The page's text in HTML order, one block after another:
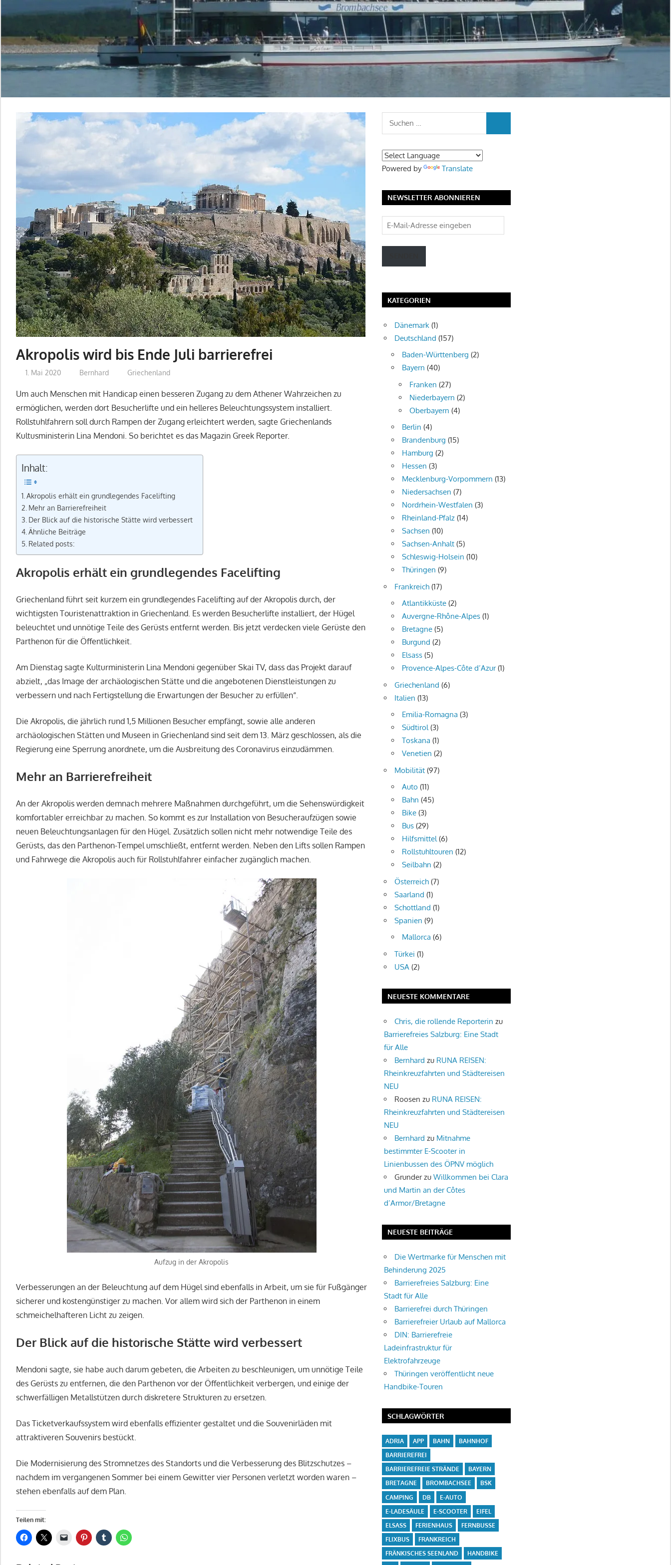
Akropolis wird bis Ende Juli barrierefrei
1. Mai 2020 Bernhard Griechenland
Um auch Menschen mit Handicap einen besseren Zugang zu dem Athener Wahrzeichen zu
ermöglichen, werden dort Besucherlifte und ein helleres Beleuchtungssystem installiert.
Rollstuhlfahrern soll durch Rampen der Zugang erleichtert werden, sagte Griechenlands
Kultusministerin Lina Mendoni. So berichtet es das Magazin Greek Reporter.
Inhalt:
Akropolis erhält ein grundlegendes Facelifting
Mehr an Barrierefreiheit
Der Blick auf die historische Stätte wird verbessert
Ähnliche Beiträge
Related posts:
Akropolis erhält ein grundlegendes Facelifting
Griechenland führt seit kurzem ein grundlegendes Facelifting auf der Akropolis durch, der
wichtigsten Touristenattraktion in Griechenland. Es werden Besucherlifte installiert, der Hügel
beleuchtet und unnötige Teile des Gerüsts entfernt werden. Bis jetzt verdecken viele Gerüste den
Parthenon für die Öffentlichkeit.
Am Dienstag sagte Kulturministerin Lina Mendoni gegenüber Skai TV, dass das Projekt darauf
abzielt, „das Image der archäologischen Stätte und die angebotenen Dienstleistungen zu
verbessern und nach Fertigstellung die Erwartungen der Besucher zu erfüllen“.
Die Akropolis, die jährlich rund 1,5 Millionen Besucher empfängt, sowie alle anderen
archäologischen Stätten und Museen in Griechenland sind seit dem 13. März geschlossen, als die
Regierung eine Sperrung anordnete, um die Ausbreitung des Coronavirus einzudämmen.
Mehr an Barrierefreiheit
An der Akropolis werden demnach mehrere Maßnahmen durchgeführt, um die Sehenswürdigkeit
komfortabler erreichbar zu machen. So kommt es zur Installation von Besucheraufzügen sowie
neuen Beleuchtungsanlagen für den Hügel. Zusätzlich sollen nicht mehr notwendige Teile des
Gerüsts, das den Parthenon-Tempel umschließt, entfernt werden. Neben den Lifts sollen Rampen
und Fahrwege die Akropolis auch für Rollstuhlfahrer einfacher zugänglich machen.
Aufzug in der Akropolis
Verbesserungen an der Beleuchtung auf dem Hügel sind ebenfalls in Arbeit, um sie für Fußgänger
sicherer und kostengünstiger zu machen. Vor allem wird sich der Parthenon in einem
schmeichelhafteren Licht zu zeigen.
Der Blick auf die historische Stätte wird verbessert
Mendoni sagte, sie habe auch darum gebeten, die Arbeiten zu beschleunigen, um unnötige Teile
des Gerüsts zu entfernen, die den Parthenon vor der Öffentlichkeit verbergen, und einige der
schwerfälligen Metallstützen durch diskretere Strukturen zu ersetzen.
Das Ticketverkaufssystem wird ebenfalls effizienter gestaltet und die Souvenirläden mit
attraktiveren Souvenirs bestückt.
Die Modernisierung des Stromnetzes des Standorts und die Verbesserung des Blitzschutzes –
nachdem im vergangenen Sommer bei einem Gewitter vier Personen verletzt worden waren –
stehen ebenfalls auf dem Plan.
Teilen mit:
Suchen
Powered by Translate
NEWSLETTER ABONNIEREN
E-
Mail-
Adresse
KATEGORIEN
Dänemark (1)
Deutschland (157)
Baden-Württenberg (2)
Bayern (40)
Franken (27)
Niederbayern (2)
Oberbayern (4)
Berlin (4)
Brandenburg (15)
Hamburg (2)
Hessen (3)
Mecklenburg-Vorpommern (13)
Niedersachsen (7)
Nordrhein-Westfalen (3)
Rheinland-Pfalz (14)
Sachsen (10)
Sachsen-Anhalt (5)
Schleswig-Holsein (10)
Thüringen (9)
Frankreich (17)
Atlantikküste (2)
Auvergne-Rhône-Alpes (1)
Bretagne (5)
Burgund (2)
Elsass (5)
Provence-Alpes-Côte d’Azur(1)
Griechenland (6)
Italien (13)
Emilia-Romagna (3)
Südtirol(3)
Toskana (1)
Venetien (2)
Mobilität (97)
Auto (11)
Bahn (45)
Bike (3)
Bus (29)
Hilfsmittel(6)
Rollstuhltouren (12)
Seilbahn (2)
Österreich (7)
Saarland (1)
Schottland (1)
Spanien (9)
Mallorca (6)
Türkei (1)
USA (2)
NEUESTE KOMMENTARE
Chris, die rollende Reporterin zu
Barrierefreies Salzburg: Eine Stadt
für Alle
Bernhard zu RUNA REISEN:
Rheinkreuzfahrten und Städtereisen
NEU
Roosen zu RUNA REISEN:
Rheinkreuzfahrten und Städtereisen
NEU
Bernhard zu Mitnahme
bestimmter E-Scooter in
Linienbussen des ÖPNV möglich
GrunderzuWillkommen bei Clara
und Martin an der Côtes
d’Armor/Bretagne
NEUESTE BEITRÄGE
Die Wertmarke für Menschen mit
Behinderung 2025
Barrierefreies Salzburg: Eine
Stadt für Alle
Barrierefrei durch Thüringen
Barrierefreier Urlaub auf Mallorca
DIN: Barrierefreie
Ladeinfrastruktur für
Elektrofahrzeuge
Thüringen veröffentlicht neue
Handbike-Touren
SCHLAGWÖRTER
ADRIA APP BAHN
BAHNHOF
BARRIEREFREI
BARRIEREFREIE STRÄNDE
BAYERN
BRETAGNE
BROMBACHSEE
BSK
CAMPING
DB
E-AUTO
E-LADESÄULE
E-SCOOTER
EIFEL
ELSASS
FERIENHAUS
FERNBUSSE
FLIXBUS
FRANKREICH
FRÄNKISCHES SEENLAND
HANDBIKE